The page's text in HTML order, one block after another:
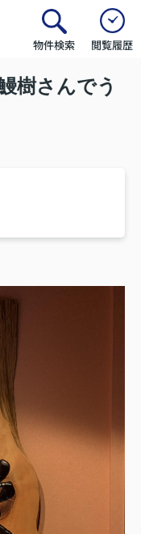
物件検索 閲覧履歴
樹さんでう